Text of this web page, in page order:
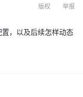
举报
版权
，以及后续怎样动态